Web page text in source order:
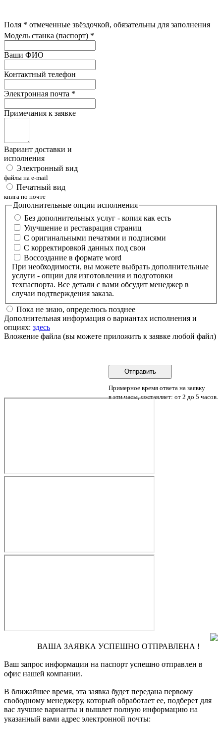
Поля * отмеченные звёздочкой, обязательны для заполнения
Модель станка (паспорт) *
Ваши ФИО
Контактный телефон
Электронная почта *
Примечания к заявке
Вариант доставки и
исполнения
Электронный вид
файлы на e-mail
Печатный вид
книга по почте
Дополнительные опции исполнения
Без дополнительных услуг - копия как есть
Улучшение и реставрация страниц
С оригинальными печатями и подписями
С корректировкой данных под свои
Воссоздание в формате word
При необходимости, вы можете выбрать дополнительные
услуги - опции для изготовления и подготовки
техпаспорта. Все детали с вами обсудит менеджер в
случаи подтверждения заказа.
Пока не знаю, определюсь позднее
Дополнительная информация о вариантах исполнения и
опциях: здесь
Вложение файла (вы можете приложить к заявке любой файл)
Примерное время ответа на заявку
в эти часы, составляет: от 2 до 5 часов.
ВАША ЗАЯВКА УСПЕШНО ОТПРАВЛЕНА !
Ваш запрос информации на паспорт успешно отправлен в
офис нашей компании.
В ближайшее время, эта заявка будет передана первому
свободному менеджеру, который обработает ее, подберет для
вас лучшие варианты и вышлет полную информацию на
указанный вами адрес электронной почты: